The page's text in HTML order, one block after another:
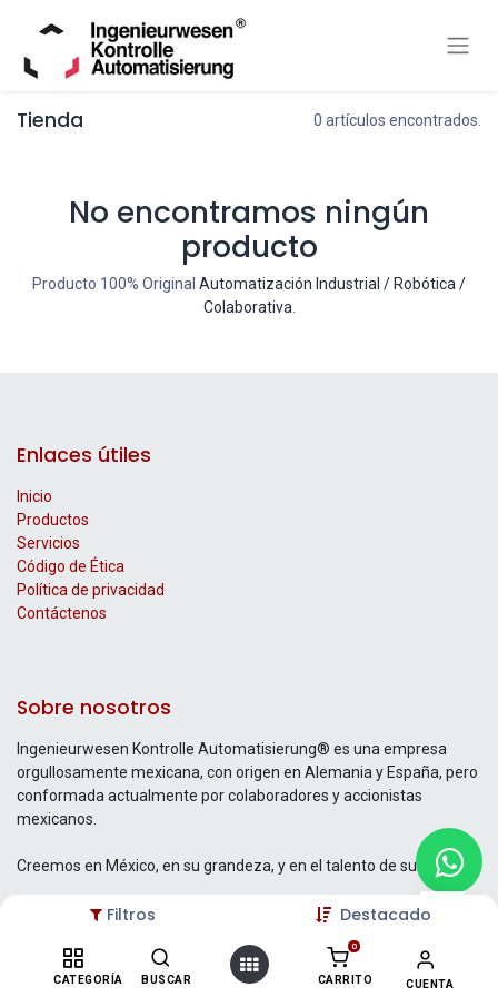
Filtros Destacado
CATEGORÍA BUSCAR
0
CARRITO CUENTA
Tienda 0 artículos encontrados.
No encontramos ningún
producto
Producto 100% Original Automatización Industrial / Robótica /
Colaborativa
Enlaces útiles
Inicio
Productos
Servicios
Código de Ética
Política de privacidad
Contáctenos
Sobre nosotros
Ingenieurwesen Kontrolle Automatisierung® es una empresa
orgullosamente mexicana, con origen en Alemania y España, pero
conformada actualmente por colaboradores y accionistas
mexicanos.
Creemos en México, en su grandeza, y en el talento de su gente.
Contáctenos